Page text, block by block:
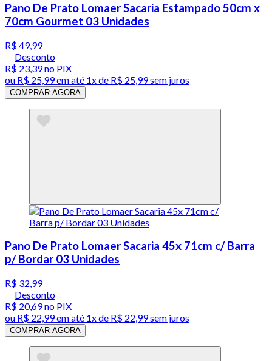
Pano De Prato Lomaer Sacaria Estampado 50cm x
70cm Gourmet 03 Unidades
R$ 49,99
Desconto
R$ 23,39no PIX
ou R$ 25,99em até 1x de R$ 25,99sem juros
COMPRAR AGORA
Pano De Prato Lomaer Sacaria 45x 71cm c/ Barra
p/ Bordar 03 Unidades
R$ 32,99
Desconto
R$ 20,69no PIX
ou R$ 22,99em até 1x de R$ 22,99sem juros
COMPRAR AGORA